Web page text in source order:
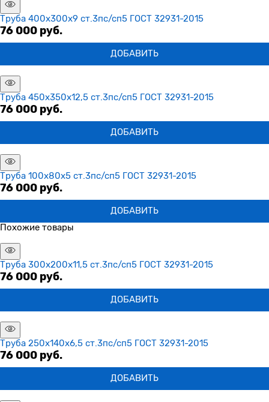
Труба 400х300х9 ст.3пс/сп5 ГОСТ 32931-2015
76 000 руб.
ДОБАВИТЬ
Труба 450х350х12,5 ст.3пс/сп5 ГОСТ 32931-2015
76 000 руб.
ДОБАВИТЬ
Труба 100х80х5 ст.3пс/сп5 ГОСТ 32931-2015
76 000 руб.
ДОБАВИТЬ
Похожие товары
Труба 300х200х11,5 ст.3пс/сп5 ГОСТ 32931-2015
76 000 руб.
ДОБАВИТЬ
Труба 250х140х6,5 ст.3пс/сп5 ГОСТ 32931-2015
76 000 руб.
ДОБАВИТЬ